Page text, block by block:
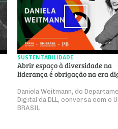
SUSTENTABILIDADE
Abrir espaço à diversidade na
liderança é obrigação na era
Daniela Weitmann, do
Digital da DLL, conversa com o
BRASIL